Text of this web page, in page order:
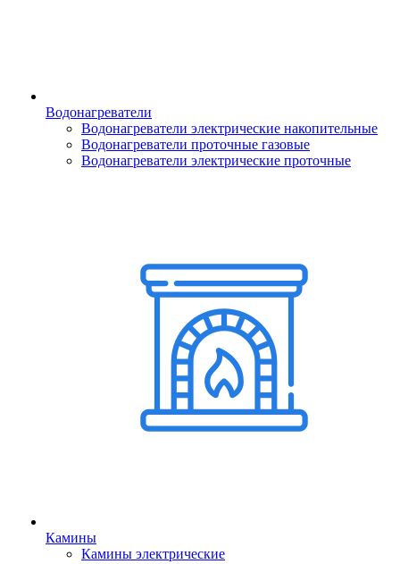
Водонагреватели
Водонагреватели электрические накопительные
Водонагреватели проточные газовые
Водонагреватели электрические проточные
Камины
Камины электрические